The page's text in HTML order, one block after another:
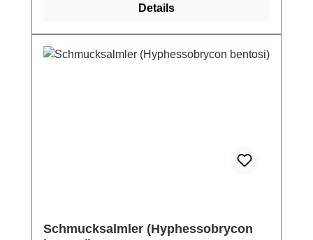
Details
Schmucksalmler (Hyphessobrycon